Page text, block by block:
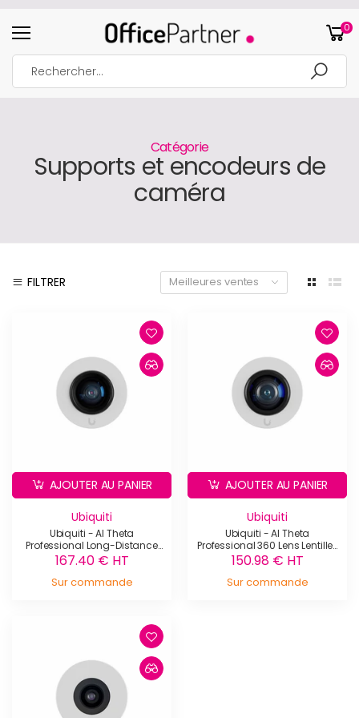
0
Catégorie
Supports et encodeurs de
caméra
FILTRER Meilleures ventes
Ubiquiti
Ubiquiti - AI Theta
Professional Long-Distance
Lens Lentille | Caméra de
sécurité - UVC-AI-Theta-
ProLens50
167.40 € HT
Sur commande
AJOUTER AU PANIER
Ubiquiti
Ubiquiti - AI Theta
Professional 360 Lens Lentille |
Caméra de sécurité - UVC-
AI-Theta-ProLens360
150.98 € HT
Sur commande
AJOUTER AU PANIER